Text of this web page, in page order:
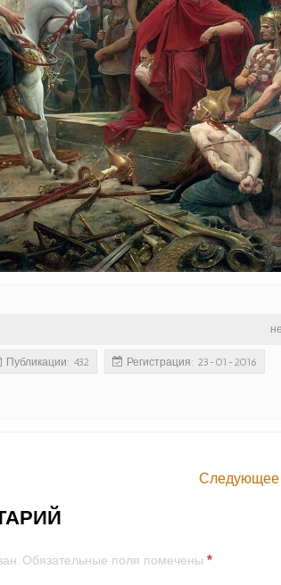
Публикации: 432 Регистрация: 23-01-2016
Следующее
Обязательные поля помечены*